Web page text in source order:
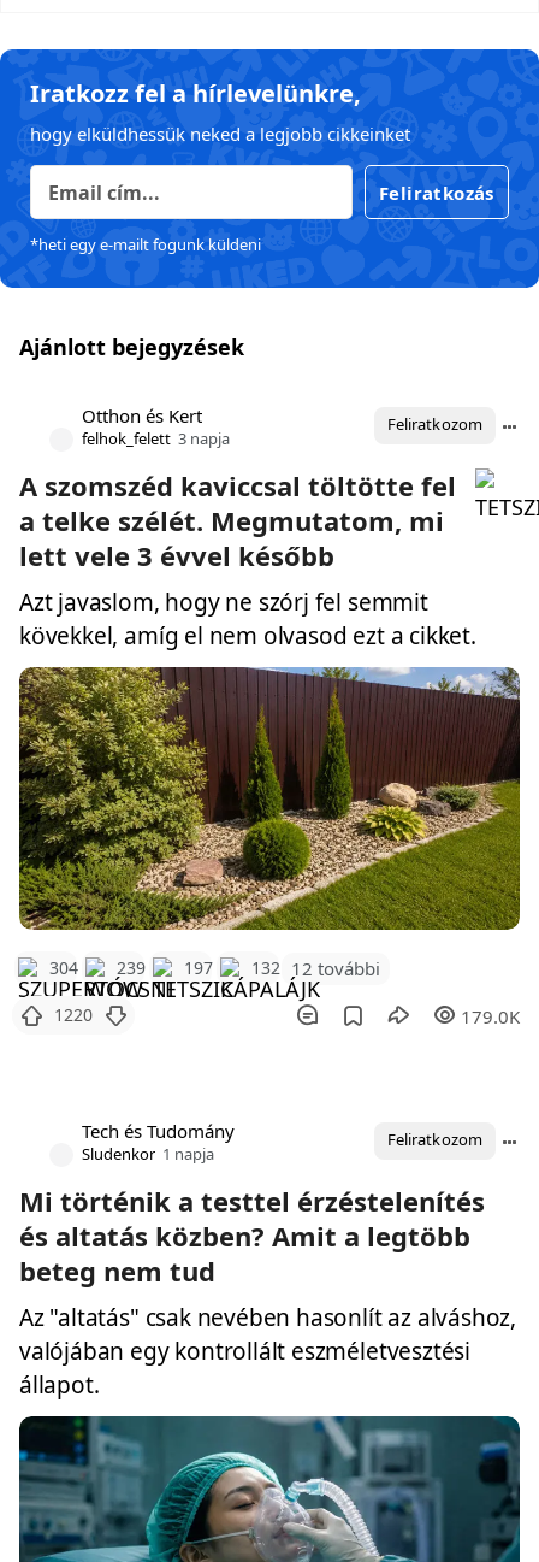
Iratkozz fel a hírlevelünkre,
hogy elküldhessük neked a legjobb cikkeinket
Feliratkozás
*heti egy e-mailt fogunk küldeni
Ajánlott bejegyzések
Otthon és Kert
felhok_felett 3 napja
Feliratkozom
A szomszéd kaviccsal töltötte fel
a telke szélét. Megmutatom, mi
lett vele 3 évvel később
Azt javaslom, hogy ne szórj fel semmit
kövekkel, amíg el nem olvasod ezt a cikket.
304 239 197 132 12 további
1220 179.0K
Tech és Tudomány
Sludenkor 1 napja
Feliratkozom
Mi történik a testtel érzéstelenítés
és altatás közben? Amit a legtöbb
beteg nem tud
Az "altatás" csak nevében hasonlít az alváshoz,
valójában egy kontrollált eszméletvesztési
állapot.